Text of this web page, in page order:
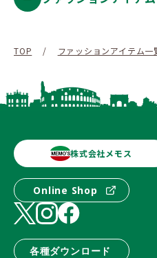
TOP / ファッションアイテム一
株式会社メモス
Online Shop
各種ダウンロード